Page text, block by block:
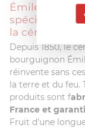
Émile Henry,
spécialiste
la céramique
Depuis 1850, le
bourguignon
réinvente sans
la terre et du feu.
produits sont f
France et
Fruit d’une